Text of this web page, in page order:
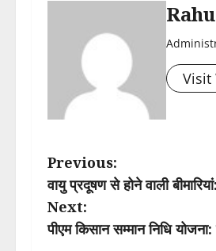
Visit
P
o
s
Previous:
वायु प्रदूषण से होने वाली
Next:
पीएम किसान सम्मान निधि